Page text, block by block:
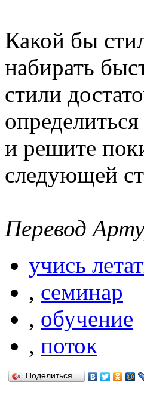
Какой бы
набирать
стили
и решите
следующей
Перевод
учись
, семинар
, обучение
, поток
Поделиться…